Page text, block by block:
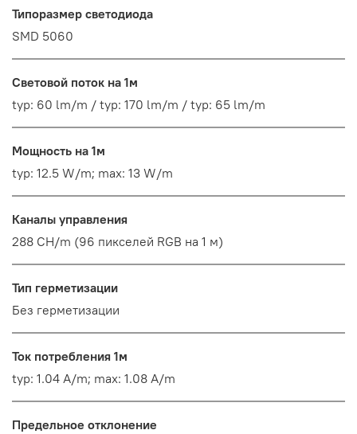
Типоразмер светодиода
SMD 5060
Световой поток на 1м
typ: 60 lm/m / typ: 170 lm/m / typ: 65 lm/m
Мощность на 1м
typ: 12.5 W/m; max: 13 W/m
Каналы управления
288 CH/m (96 пикселей RGB на 1 м)
Тип герметизации
Без герметизации
Ток потребления 1м
typ: 1.04 A/m; max: 1.08 A/m
Предельное отклонение